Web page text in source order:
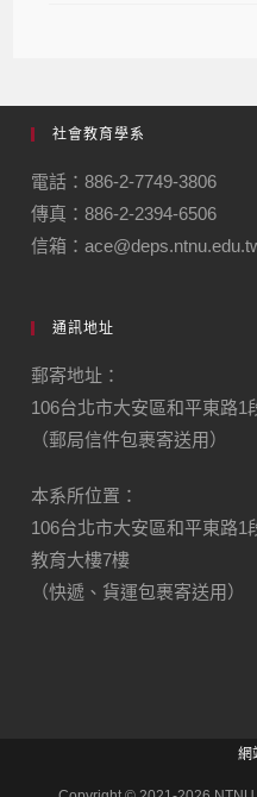
社會教育學系
電話：886-2-7749-3806
傳真：886-2-2394-6506
信箱：
通訊地址
郵寄地址：
106台北市大安區和平東路1
（郵局信件包裹寄送用）
本系所位置：
106台北市大安區和平東路1
教育大樓7樓
（快遞、貨運包裹寄送用）
網